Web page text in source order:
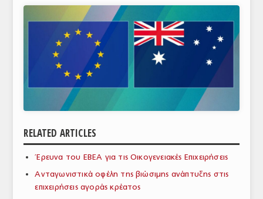
ΚΟΣΜΟΣ
ΕΥΡΩΠΑΪΚΕΣ ΑΠΟΦΑΣΕΙΣ
ΕΜΠΟΡΙΚΟΣ ΚΑΤΑΛΟΓΟΣ
ΠΑΡΑΓΩΓΗ & ΕΜΠΟΡΙΑ
ΣΦΑΓΕΙΑ
RELATED ARTICLES
Έρευνα του ΕΒΕΑ για τις Οικογενειακές Επιχειρήσεις
Ανταγωνιστικά οφέλη της βιώσιμης ανάπτυξης στις
επιχειρήσεις αγοράς κρέατος